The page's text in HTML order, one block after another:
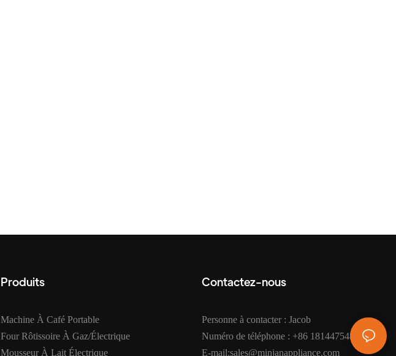
Produits
Machine À Café Portable
Four Rôtissoire À Gaz/électrique
Mousseur À Lait Électrique
Contactez-nous
Personne à contacter : Jacob
Numéro de téléphone : +86 18144754872
E-mail:sales@minjanappliance.com